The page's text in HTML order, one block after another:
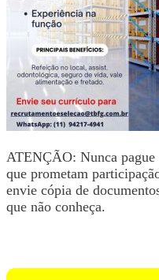
ATENÇÃO: Nunca
que prometam
envie cópia de
que não conheça.